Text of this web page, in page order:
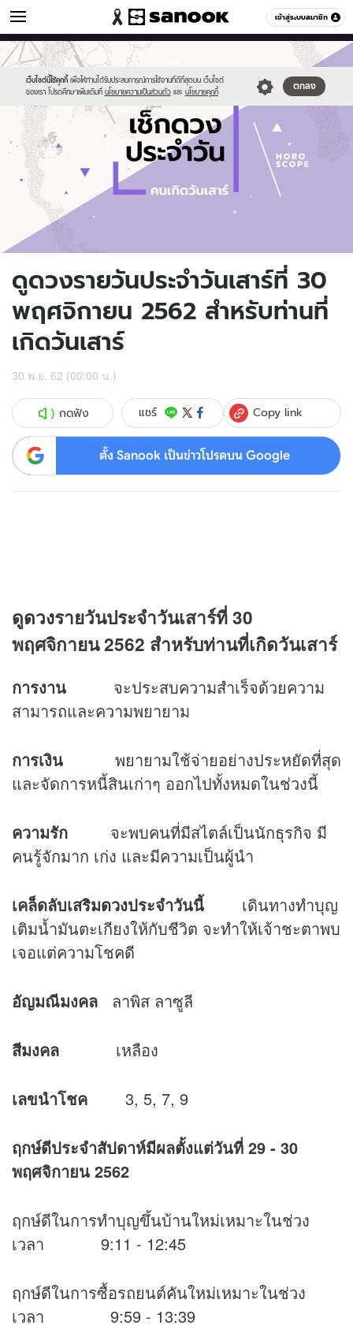
เข้าสู่ระบบสมาชิก
ดูดวง หมวดอื่นๆ
เว็บไซต์นี้ใช้คุกกี้ เพื่อให้ท่านได้รับประสบการณ์การใช้งานที่ดีที่สุดบน เว็บไซต์
ของเรา โปรดศึกษาเพิ่มเติมที่ นโยบายความเป็นส่วนตัว และ นโยบายคุกกี้
ตกลง
Sanook
//s.isanook.com/sr/0/images/logo-
new-
sanook.png
600
60
//s.isanook.com/ho/0/ud/fxd/day/daily-
horoscope-
saturday.jpg
ดูดวงรายวันประจำวันเสาร์ที่ 30
พฤศจิกายน 2562 สำหรับท่านที่
เกิดวันเสาร์
30 พ.ย. 62 (00:00 น.)
กดฟัง แชร์ Copy link
ตั้ง Sanook เป็นข่าวโปรดบน Google
ดูดวงรายวันประจำวันเสาร์ที่ 30
พฤศจิกายน 2562 สำหรับท่านที่เกิดวันเสาร์
การงาน จะประสบความสำเร็จด้วยความ
สามารถและความพยายาม
การเงิน พยายามใช้จ่ายอย่างประหยัดที่สุด
และจัดการหนี้สินเก่าๆ ออกไปทั้งหมดในช่วงนี้
ความรัก จะพบคนที่มีสไตล์เป็นนักธุรกิจ มี
คนรู้จักมาก เก่ง และมีความเป็นผู้นำ
เคล็ดลับเสริมดวงประจำวันนี้ เดินทางทำบุญ
เติมน้ำมันตะเกียงให้กับชีวิต จะทำให้เจ้าชะตาพบ
เจอแต่ความโชคดี
อัญมณีมงคล ลาพิส ลาซูลี
สีมงคล เหลือง
เลขนำโชค 3, 5, 7, 9
ฤกษ์ดีประจำสัปดาห์มีผลตั้งแต่วันที่ 29 - 30
พฤศจิกายน 2562
ฤกษ์ดีในการทำบุญขึ้นบ้านใหม่เหมาะในช่วง
เวลา 9:11 - 12:45
ฤกษ์ดีในการซื้อรถยนต์คันใหม่เหมาะในช่วง
เวลา 9:59 - 13:39